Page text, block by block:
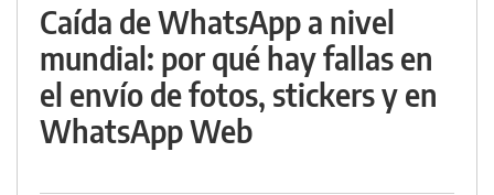
Caída de WhatsApp a nivel
mundial: por qué hay fallas en
el envío de fotos, stickers y en
WhatsApp Web